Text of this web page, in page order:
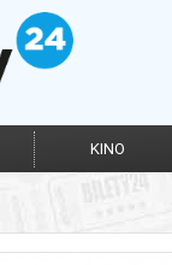
KINO